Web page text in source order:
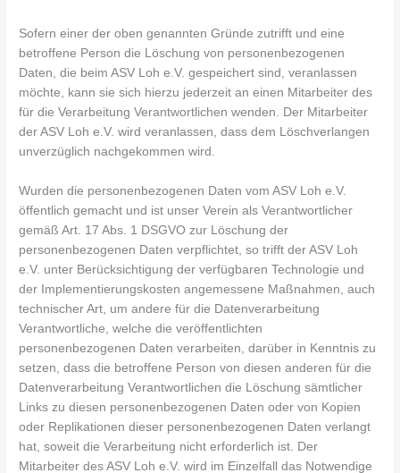
Sofern einer der oben genannten Gründe zutrifft und eine
betroffene Person die Löschung von personenbezogenen
Daten, die beim ASV Loh e.V. gespeichert sind, veranlassen
möchte, kann sie sich hierzu jederzeit an einen Mitarbeiter des
für die Verarbeitung Verantwortlichen wenden. Der Mitarbeiter
der ASV Loh e.V. wird veranlassen, dass dem Löschverlangen
unverzüglich nachgekommen wird.
Wurden die personenbezogenen Daten vom ASV Loh e.V.
öffentlich gemacht und ist unser Verein als Verantwortlicher
gemäß Art. 17 Abs. 1 DSGVO zur Löschung der
personenbezogenen Daten verpflichtet, so trifft der ASV Loh
e.V. unter Berücksichtigung der verfügbaren Technologie und
der Implementierungskosten angemessene Maßnahmen, auch
technischer Art, um andere für die Datenverarbeitung
Verantwortliche, welche die veröffentlichten
personenbezogenen Daten verarbeiten, darüber in Kenntnis zu
setzen, dass die betroffene Person von diesen anderen für die
Datenverarbeitung Verantwortlichen die Löschung sämtlicher
Links zu diesen personenbezogenen Daten oder von Kopien
oder Replikationen dieser personenbezogenen Daten verlangt
hat, soweit die Verarbeitung nicht erforderlich ist. Der
Mitarbeiter des ASV Loh e.V. wird im Einzelfall das Notwendige